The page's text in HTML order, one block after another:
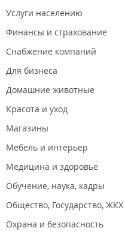
Услуги населению
Финансы и страхование
Снабжение компаний
Для бизнеса
Домашние животные
Красота и уход
Магазины
Мебель и интерьер
Медицина и здоровье
Обучение, наука, кадры
Общество, Государство, ЖКХ
Охрана и безопасность